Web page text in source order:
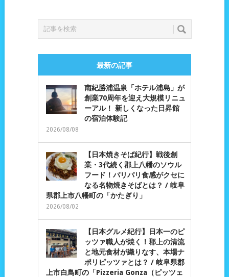
最新の記事
南紀勝浦温泉「ホテル浦島」が
創業70周年を迎え大規模リニュ
ーアル！ 新しくなった日昇館
の宿泊体験記
2026/08/08
【日本焼きそば紀行】戦後創
業・3代続く郡上八幡のソウル
フード！パリパリ食感がクセに
なる名物焼きそばとは？ / 岐阜
県郡上市八幡町の「かたぎり」
2026/08/02
【日本グルメ紀行】日本一のピ
ッツァ職人が焼く！郡上の清流
と地元食材が織りなす、本場ナ
ポリピッツァとは？ / 岐阜県郡
上市白鳥町の「Pizzeria Gonza（ピッツェ